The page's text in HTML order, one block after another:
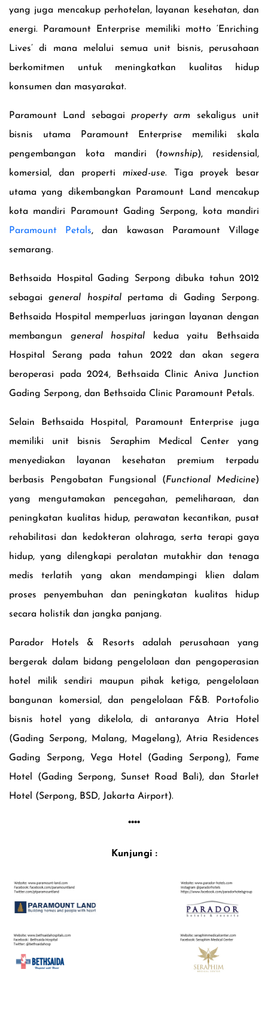
yang juga mencakup perhotelan, layanan kesehatan, dan
energi. Paramount Enterprise memiliki motto ‘Enriching
Lives’ di mana melalui semua unit bisnis, perusahaan
berkomitmen untuk meningkatkan kualitas hidup
konsumen dan masyarakat.
Paramount Land sebagai property arm sekaligus unit
bisnis utama Paramount Enterprise memiliki skala
pengembangan kota mandiri (township), residensial,
komersial, dan properti mixed-use. Tiga proyek besar
utama yang dikembangkan Paramount Land mencakup
kota mandiri Paramount Gading Serpong, kota mandiri
Paramount Petals, dan kawasan Paramount Village
semarang.
Bethsaida Hospital Gading Serpong dibuka tahun 2012
sebagaigeneral hospital pertama di Gading Serpong.
Bethsaida Hospital memperluas jaringan layanan dengan
membangun
general hospital kedua yaitu Bethsaida
Hospital Serang pada tahun 2022 dan akan segera
beroperasi pada 2024, Bethsaida Clinic Aniva Junction
Gading Serpong, dan Bethsaida Clinic Paramount Petals.
Selain Bethsaida Hospital, Paramount Enterprise juga
memiliki unit bisnis Seraphim Medical Centeryang
menyediakan
layanan kesehatan premium terpadu
berbasis Pengobatan Fungsional (Functional Medicine)
yang mengutamakan pencegahan, pemeliharaan, dan
peningkatan kualitas hidup, perawatan kecantikan, pusat
rehabilitasi dan kedokteran olahraga, serta terapi gaya
hidup, yang dilengkapi peralatan mutakhir dan tenaga
medis terlatih yang akan mendampingi klien dalam
proses penyembuhan dan peningkatan kualitas hidup
secara holistik dan jangka panjang.
Parador Hotels & Resorts adalah perusahaan yang
bergerak dalam bidang pengelolaan dan pengoperasian
hotel milik sendiri maupun pihak ketiga, pengelolaan
bangunan komersial, dan pengelolaan F&B. Portofolio
bisnis hotel yang dikelola, di antaranya Atria Hotel
(Gading Serpong, Malang, Magelang), Atria Residences
Gading Serpong, Vega Hotel (Gading Serpong),
Fame
Hotel (Gading Serpong, Sunset Road Bali), dan Starlet
Hotel (Serpong, BSD, Jakarta Airport).
****
Kunjungi :